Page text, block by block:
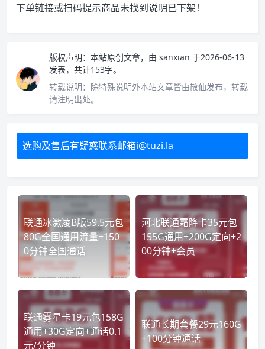
下单链接或扫码提示商品未找到说明已下架！
版权声明： 本站原创文章，由 sanxian 于2026-06-13
发表，共计153字。
转载说明： 除特殊说明外本站文章皆由散仙发布，转载
请注明出处。
选购及售后有疑惑联系邮箱i@tuzi.la
联通冰激凌B版59.5元包
80G全国通用流量+150
0分钟全国通话
河北联通霜降卡35元包
155G通用+200G定向+2
00分钟+会员
联通雾星卡19元包158G
通用+30G定向+通话0.1
元/分钟
联通长期套餐29元160G
+100分钟通话